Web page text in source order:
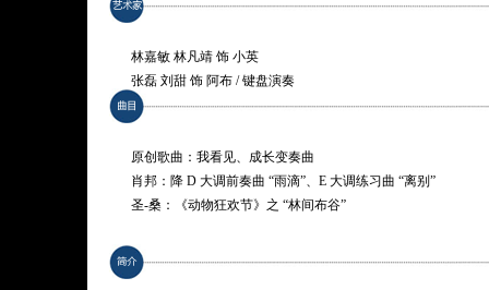
林嘉敏 林凡靖 饰 小英
张磊 刘甜 饰 阿布 / 键盘演奏
原创歌曲：我看见、成长变奏曲
肖邦：降 D 大调前奏曲 “雨滴”、E 大调练习曲 “离别”
圣-桑：《动物狂欢节》之 “林间布谷”
剧情梗概